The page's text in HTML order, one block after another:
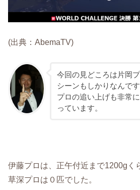
(出典：AbemaTV)
今回の見どころは片岡
シーンもしかりなんで
プロの追い上げも非常
っています。
伊藤プロは、正午付近まで1200gく
草深プロは０匹でした。